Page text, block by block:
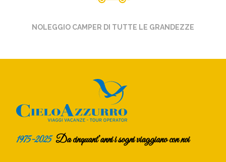
NOLEGGIO CAMPER DI TUTTE LE GRANDEZZE
1975-2025Da cinquant’anni i sogni viaggiano con noi